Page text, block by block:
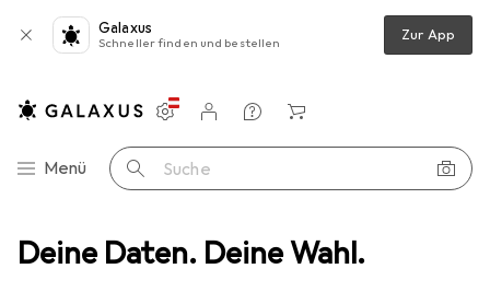
Deine Daten. Deine Wahl.
Galaxus
Schneller finden und bestellen Zur App
Navigation nach Kategorien
Menü Suche
Einstellungen
Kundenkonto
Vergleichslisten
Merklisten
Warenkorb
+ Poliermaschine Holzmann Band- Tellerschleifmaschine